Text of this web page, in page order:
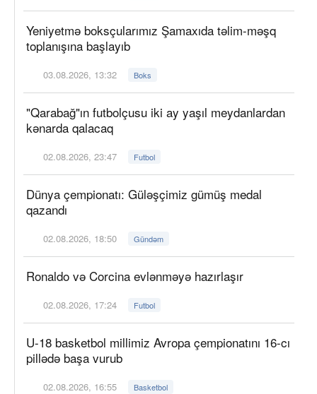
Yeniyetmə boksçularımız Şamaxıda təlim-məşq
toplanışına başlayıb
03.08.2026, 13:32 Boks
"Qarabağ"ın futbolçusu iki ay yaşıl meydanlardan
kənarda qalacaq
02.08.2026, 23:47 Futbol
Dünya çempionatı: Güləşçimiz gümüş medal
qazandı
02.08.2026, 18:50 Gündəm
Ronaldo və Corcina evlənməyə hazırlaşır
02.08.2026, 17:24 Futbol
U-18 basketbol millimiz Avropa çempionatını 16-cı
pillədə başa vurub
02.08.2026, 16:55 Basketbol